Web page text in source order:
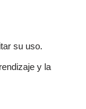
su uso.
y la